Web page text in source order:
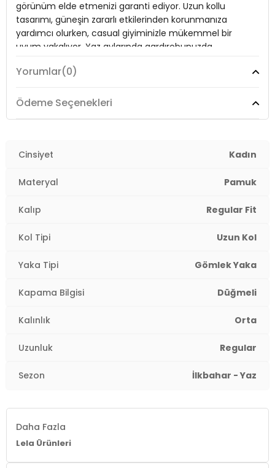
Kapama Şekli:Düğmeli
Kol Tipi: Uzun Kol
Kalınlık:Orta
Yaş Grubu:Yetişkin
görünüm elde etmenizi garanti ediyor. Uzun kollu
tasarımı, güneşin zararlı etkilerinden korunmanıza
yardımcı olurken, casual giyiminizle mükemmel bir
uyum yakalıyor. Yaz aylarında gardırobunuzda
kıyafetle rahatlıkla kombinlenebilir; dolayısıyla stilinize
Giyim Tarzı:
Mevsim:Yazlık
Materyal:
Yaka Tipi:
Kapama Şekli:
Kol Tipi:Uzun Kol
Uzunluk:
Kalınlık:
Kalıp Bilgisi:
2DYCF25S168305.37
Yorumlar(0)
Ödeme Seçenekleri
Cinsiyet Kadın
Materyal Pamuk
Kalıp Regular Fit
Kol Tipi Uzun Kol
Yaka Tipi Gömlek Yaka
Kapama Bilgisi Düğmeli
Kalınlık Orta
Uzunluk Regular
Sezon İlkbahar - Yaz
Daha Fazla
Lela Ürünleri